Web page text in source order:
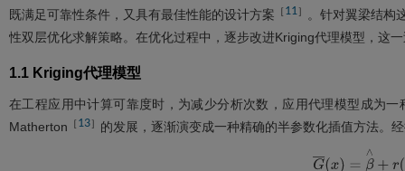
既满足可靠性条件，又具有最佳性能的设计方案
［ 11］
。针对翼梁结构
性双层优化求解策略。在优化过程中，逐步改进Kriging代理模型，这
1.1 Kriging代理模型
在工程应用中计算可靠度时，为减少分析次数，应用代理模型成为
Matherton ［ 13］ 的发展，逐渐演变成一种精确的半参数化插值方法。